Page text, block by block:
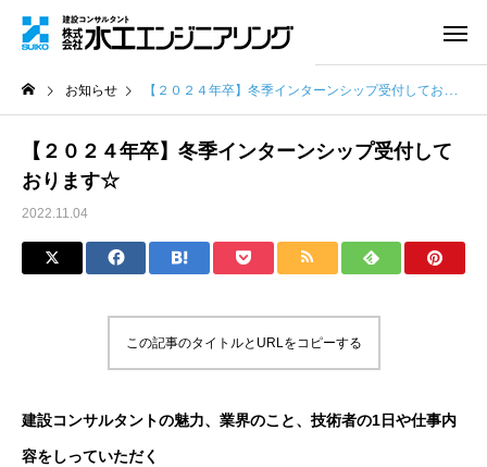
お知らせ 【２０２４年卒】冬季インターンシップ受付しております☆
【２０２４年卒】冬季インターンシップ受付して
おります☆
2022.11.04
この記事のタイトルとURLをコピーする
建設コンサルタントの魅力、業界のこと、技術者の1日や仕事内
容をしっていただく